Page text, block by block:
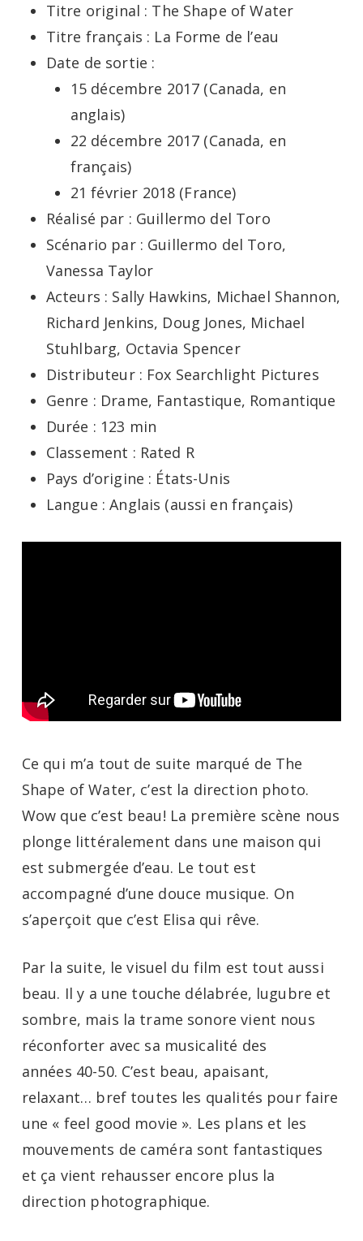
Titre original : The Shape of Water
Titre français : La Forme de l’eau
Date de sortie :
15 décembre 2017 (Canada, en
anglais)
22 décembre 2017 (Canada, en
français)
21 février 2018 (France)
Réalisé par : Guillermo del Toro
Scénario par : Guillermo del Toro,
Vanessa Taylor
Acteurs : Sally Hawkins, Michael Shannon,
Richard Jenkins, Doug Jones, Michael
Stuhlbarg, Octavia Spencer
Distributeur : Fox Searchlight Pictures
Genre : Drame, Fantastique, Romantique
Durée : 123 min
Classement : Rated R
Pays d’origine : États-Unis
Langue : Anglais (aussi en français)
Ce qui m’a tout de suite marqué de The
Shape of Water, c’est la direction photo.
Wow que c’est beau! La première scène nous
plonge littéralement dans une maison qui
est submergée d’eau. Le tout est
accompagné d’une douce musique. On
s’aperçoit que c’est Elisa qui rêve.
Par la suite, le visuel du film est tout aussi
beau. Il y a une touche délabrée, lugubre et
sombre, mais la trame sonore vient nous
réconforter avec sa musicalité des
années 40-50. C’est beau, apaisant,
relaxant… bref toutes les qualités pour faire
une « feel good movie ». Les plans et les
mouvements de caméra sont fantastiques
et ça vient rehausser encore plus la
direction photographique.